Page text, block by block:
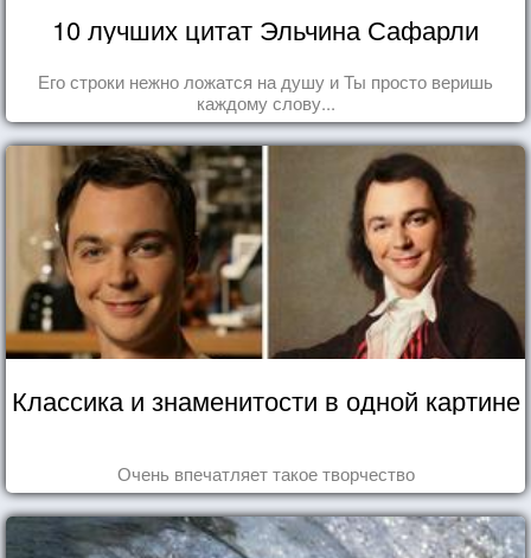
10 лучших цитат Эльчина Сафарли
Его строки нежно ложатся на душу и Ты просто веришь
каждому слову...
Классика и знаменитости в одной картине
Очень впечатляет такое творчество